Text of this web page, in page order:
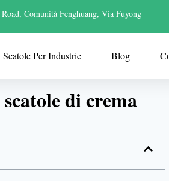
Comunità Fenghuang, Via Fuyong
Scatole Per Industrie Blog
di crema